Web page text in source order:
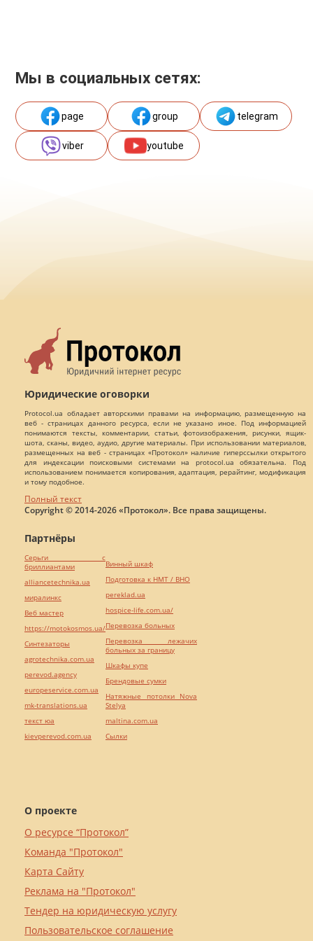
Мы в социальных сетях:
page group telegram
viber youtube
Юридические оговорки
Protocol.ua обладает авторскими правами на информацию, размещенную на
веб - страницах данного ресурса, если не указано иное. Под информацией
понимаются тексты, комментарии, статьи, фотоизображения, рисунки, ящик-
шота, сканы, видео, аудио, другие материалы. При использовании материалов,
размещенных на веб - страницах «Протокол» наличие гиперссылки открытого
для индексации поисковыми системами на protocol.ua обязательна. Под
использованием понимается копирования, адаптация, рерайтинг, модификация
и тому подобное.
Полный текст
Copyright © 2014-2026 «Протокол». Все права защищены.
О проекте
О ресурсе “Протокол”
Команда "Протокол"
Карта Сайту
Реклама на "Протокол"
Тендер на юридическую услугу
Пользовательское соглашение
Партнёры
Серьги с
бриллиантами
alliancetechnika.ua
миралинкс
Веб мастер
https://motokosmos.ua/
Синтезаторы
agrotechnika.com.ua
perevod.agency
europeservice.com.ua
mk-translations.ua
текст юа
kievperevod.com.ua
Винный шкаф
Подготовка к НМТ / ВНО
pereklad.ua
hospice-life.com.ua/
Перевозка больных
Перевозка лежачих
больных за границу
Шкафы купе
Брендовые сумки
Натяжные потолки Nova
Stelya
maltina.com.ua
Cылки